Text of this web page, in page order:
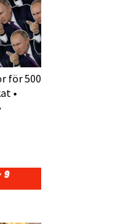
för 500
•
9